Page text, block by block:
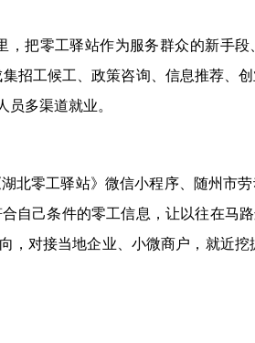
把零工驿站作为服务群众的新手
招工候工、政策咨询、信息推荐、
多渠道就业。
北零工驿站》微信小程序、随州市
自己条件的零工信息，让以往在马
，对接当地企业、小微商户，就近